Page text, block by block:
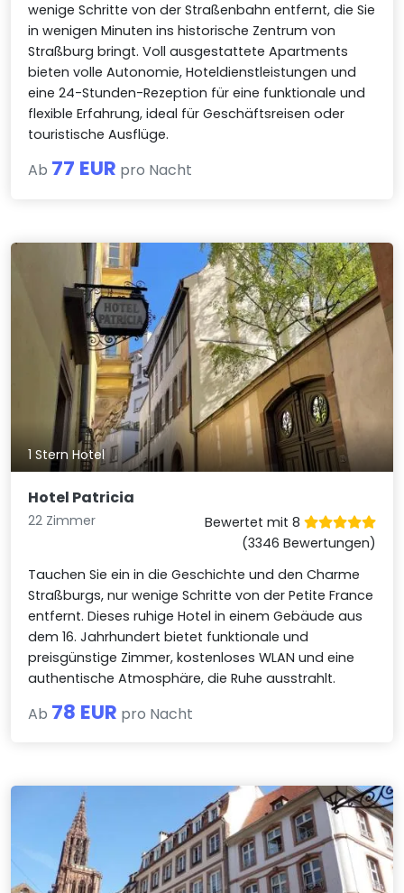
wenige Schritte von der Straßenbahn entfernt, die Sie
in wenigen Minuten ins historische Zentrum von
Straßburg bringt. Voll ausgestattete Apartments
bieten volle Autonomie, Hoteldienstleistungen und
eine 24-Stunden-Rezeption für eine funktionale und
flexible Erfahrung, ideal für Geschäftsreisen oder
touristische Ausflüge.
Ab 77 EUR pro Nacht
1 Stern Hotel
Hotel Patricia
22 Zimmer
Bewertet mit 8
(3346 Bewertungen)
Tauchen Sie ein in die Geschichte und den Charme
Straßburgs, nur wenige Schritte von der Petite France
entfernt. Dieses ruhige Hotel in einem Gebäude aus
dem 16. Jahrhundert bietet funktionale und
preisgünstige Zimmer, kostenloses WLAN und eine
authentische Atmosphäre, die Ruhe ausstrahlt.
Ab 78 EUR pro Nacht